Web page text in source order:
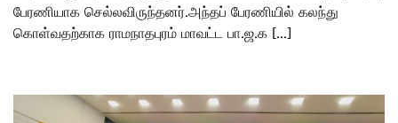
பேரணியாக செல்லவிருந்தனர்.அந்தப் பேரணியில் கலந்து
கொள்வதற்காக ராமநாதபுரம் மாவட்ட பா.ஜ.க […]